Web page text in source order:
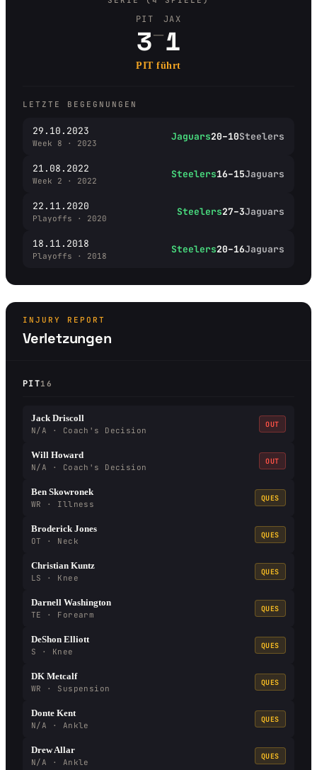
PIT
3–
JAX
1
PIT führt
LETZTE BEGEGNUNGEN
29.10.2023
Week 8 · 2023
Jaguars20–10Steelers
21.08.2022
Week 2 · 2022
Steelers16–15Jaguars
22.11.2020
Playoffs · 2020
Steelers27–3Jaguars
18.11.2018
Playoffs · 2018
Steelers20–16Jaguars
INJURY REPORT
Verletzungen
PIT16
Jack Driscoll
N/A · Coach's Decision
OUT
Will Howard
N/A · Coach's Decision
OUT
Ben Skowronek
WR · Illness
QUES
Broderick Jones
OT · Neck
QUES
Christian Kuntz
LS · Knee
QUES
Darnell Washington
TE · Forearm
QUES
DeShon Elliott
S · Knee
QUES
DK Metcalf
WR · Suspension
QUES
Donte Kent
N/A · Ankle
QUES
Drew Allar
N/A · Ankle
QUES